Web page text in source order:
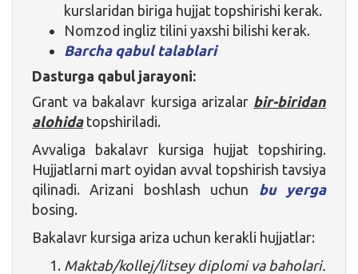
kurslaridan biriga hujjat topshirishi kerak.
Nomzod ingliz tilini yaxshi bilishi kerak.
Barcha qabul talablari
Dasturga qabul jarayoni:
Grant va bakalavr kursiga arizalar bir-biridan
alohidatopshiriladi.
Avvaliga bakalavr kursiga hujjat topshiring.
Hujjatlarni mart oyidan avval topshirish tavsiya
qilinadi. Arizani boshlash uchun
bu yerga
bosing.
Bakalavr kursiga ariza uchun kerakli hujjatlar:
Maktab/kollej/litsey diplomi va baholari.